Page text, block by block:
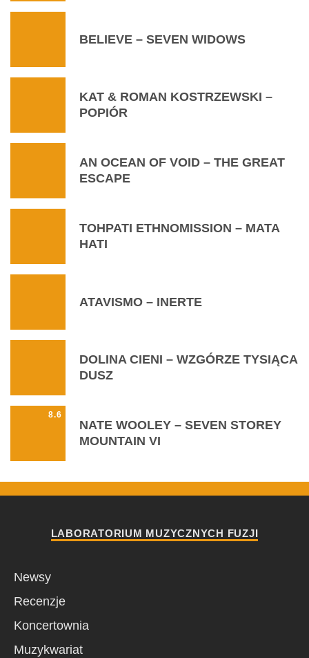
BELIEVE – SEVEN WIDOWS
KAT & ROMAN KOSTRZEWSKI –
POPIÓR
AN OCEAN OF VOID – THE GREAT
ESCAPE
TOHPATI ETHNOMISSION – MATA
HATI
ATAVISMO – INERTE
DOLINA CIENI – WZGÓRZE TYSIĄCA
DUSZ
8.6
NATE WOOLEY – SEVEN STOREY
MOUNTAIN VI
LABORATORIUM MUZYCZNYCH FUZJI
Newsy
Recenzje
Koncertownia
Muzykwariat